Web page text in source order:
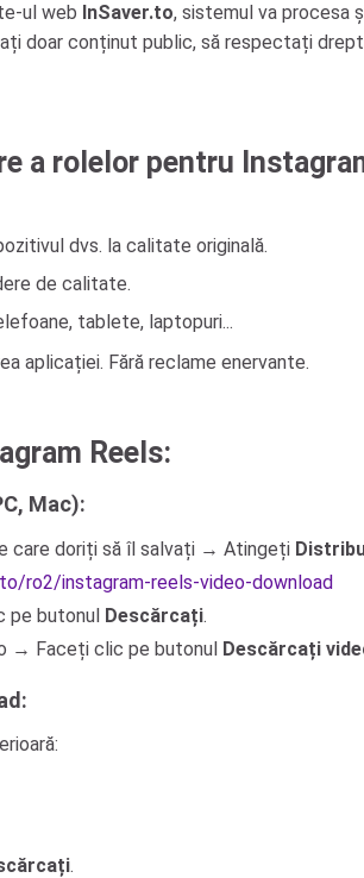
ul web InSaver.to, sistemul va procesa
doar conținut public, să respectați
a rolelor pentru
dvs. la calitate originală.
de calitate.
tablete, laptopuri...
aplicației. Fără reclame enervante.
Reels:
Mac):
care doriți să îl salvați → Atingeți
ro2/instagram-reels-video-download
pe butonul Descărcați.
→ Faceți clic pe butonul Descărcați
.